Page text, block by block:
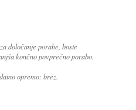
določanje porabe, boste
končno povprečno porabo.
opremo: brez.